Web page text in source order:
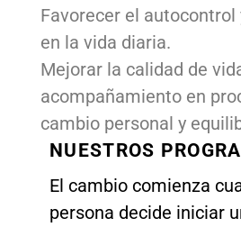
Favorecer el
en la vida diaria.
Mejorar la calidad de
acompañamiento en
cambio personal y
NUESTROS
El cambio comienza
persona decide iniciar